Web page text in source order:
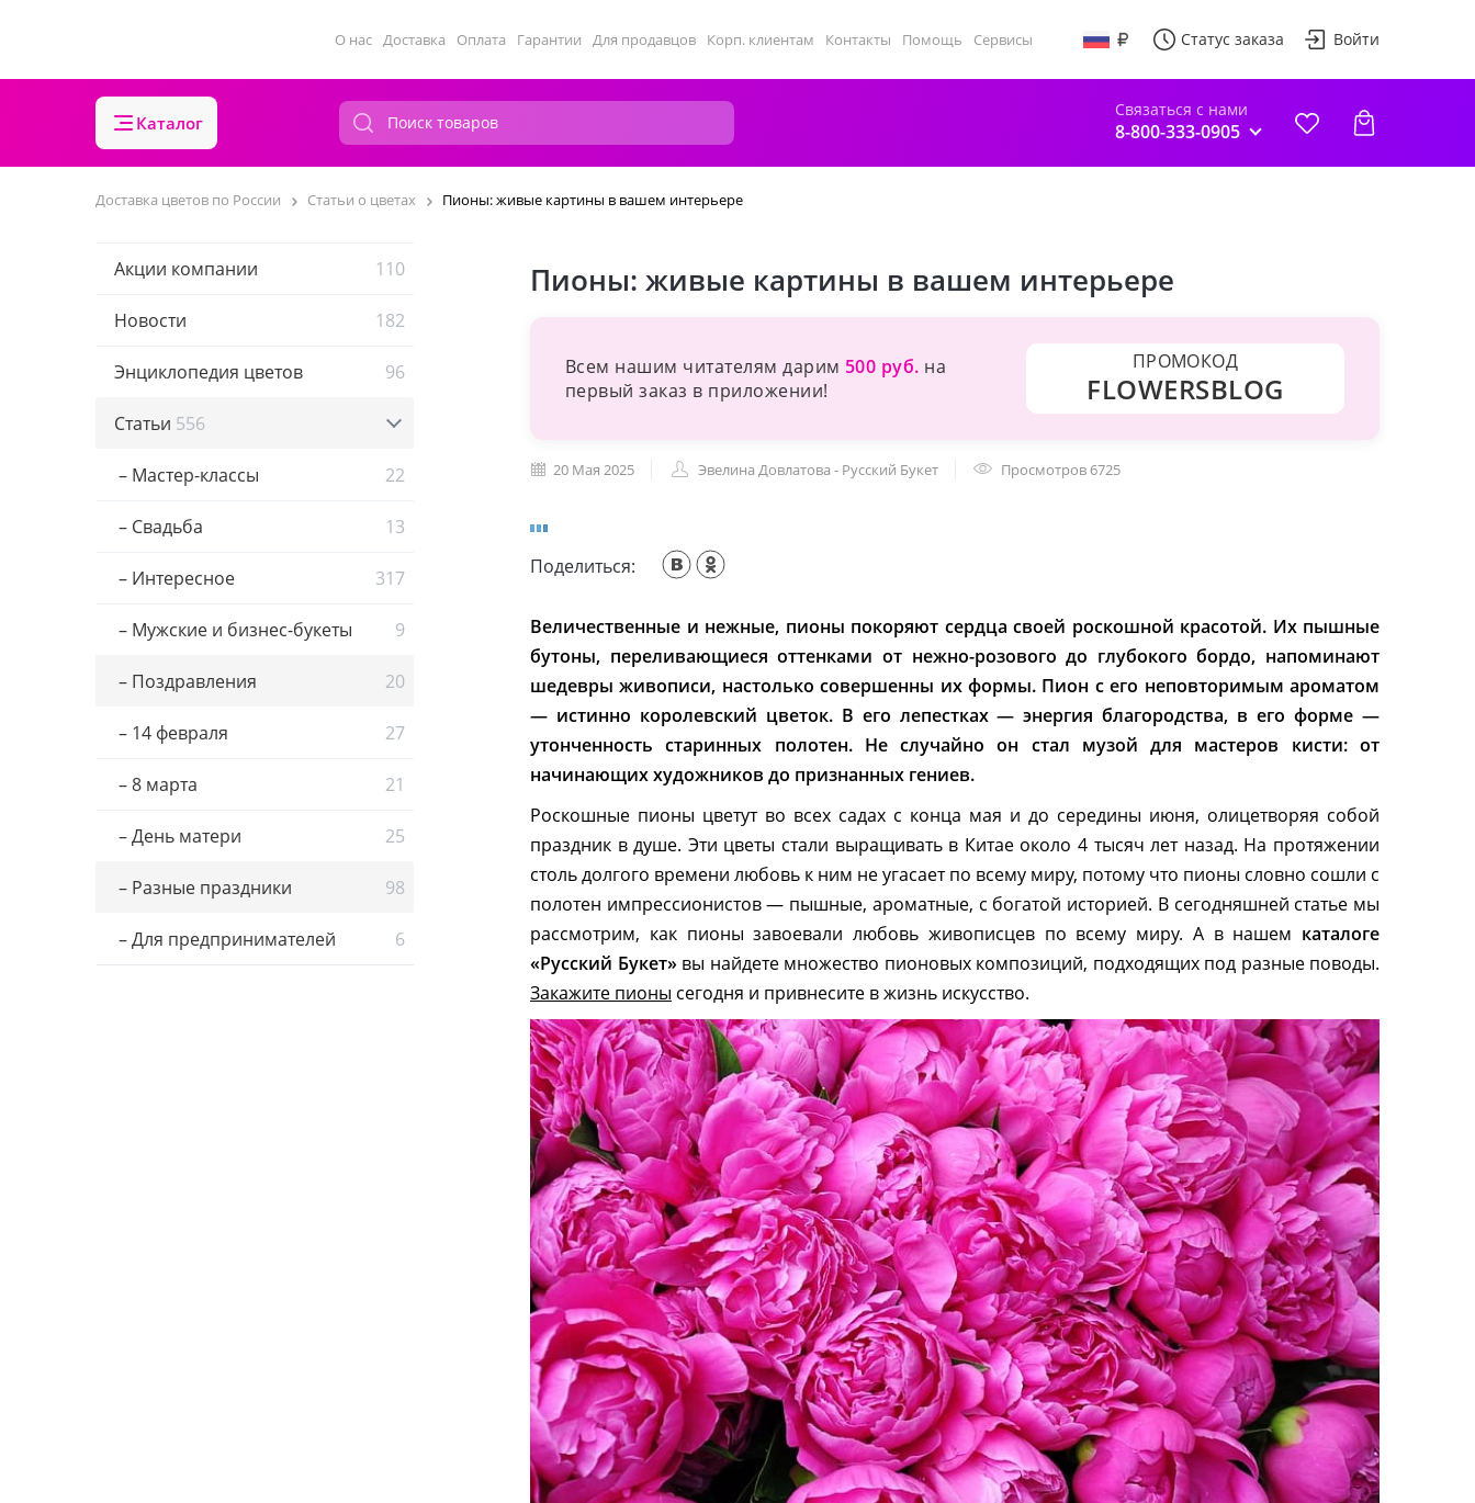
О нас Доставка Оплата Гарантии Для продавцов Корп. клиентам Контакты Помощь Сервисы Статус заказа Войти
Каталог
Связаться с нами
8-800-333-0905
Доставка цветов по России Статьи о цветах Пионы: живые картины в вашем интерьере
Акции компании 110
Новости 182
Энциклопедия цветов 96
Статьи 556
– Мастер-классы 22
– Свадьба 13
– Интересное 317
– Мужские и бизнес-букеты 9
– Поздравления 20
– 14 февраля 27
– 8 марта 21
– День матери 25
– Разные праздники 98
– Для предпринимателей 6
Пионы: живые картины в вашем интерьере
Всем нашим читателям дарим 500 руб. на
первый заказ в приложении!
ПРОМОКОД
FLOWERSBLOG
20 Мая 2025 Эвелина Довлатова - Русский Букет Просмотров 6725
Поделиться:
Величественные и нежные, пионы покоряют сердца своей роскошной красотой. Их пышные
бутоны, переливающиеся оттенками от нежно-розового до глубокого бордо, напоминают
шедевры живописи, настолько совершенны их формы. Пион с его неповторимым ароматом
— истинно королевский цветок. В его лепестках — энергия благородства, в его форме —
утонченность старинных полотен. Не случайно он стал музой для мастеров кисти: от
начинающих художников до признанных гениев.
Роскошные пионы цветут во всех садах с конца мая и до середины июня, олицетворяя собой
праздник в душе. Эти цветы стали выращивать в Китае около 4 тысяч лет назад. На протяжении
столь долгого времени любовь к ним не угасает по всему миру, потому что пионы словно сошли с
полотен импрессионистов — пышные, ароматные, с богатой историей. В сегодняшней статье мы
рассмотрим, как пионы завоевали любовь живописцев по всему миру. А в нашем каталоге
«Русский Букет»вы найдете множество пионовых композиций, подходящих под разные поводы.
Закажите пионы сегодня и привнесите в жизнь искусство.